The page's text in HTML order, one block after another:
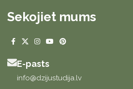
Sekojiet mums
E-pasts
info@dzijustudija.lv